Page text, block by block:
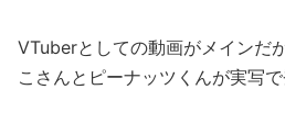
VTuberとしての動画がメインだ
こさんとピーナッツくんが実写で